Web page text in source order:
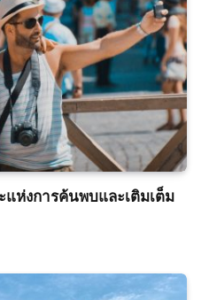
แห่งการค้นพบและเติมเต็ม